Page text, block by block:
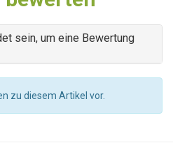
sein, um eine Bewertung
zu diesem Artikel vor.